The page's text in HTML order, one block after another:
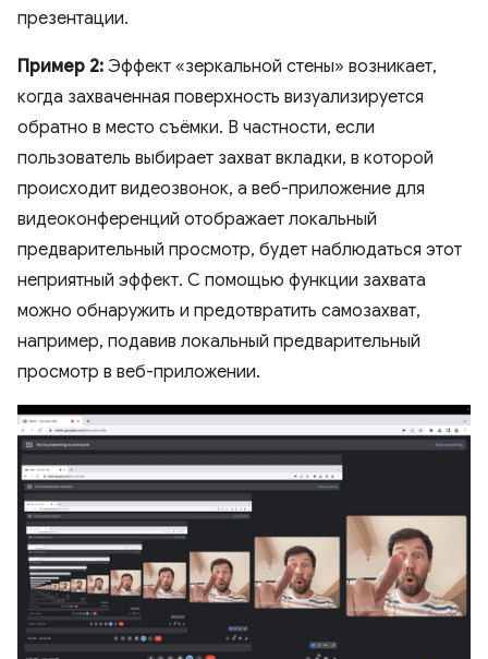
презентации.
Пример 2: Эффект «зеркальной стены» возникает,
когда захваченная поверхность визуализируется
обратно в место съёмки. В частности, если
пользователь выбирает захват вкладки, в которой
происходит видеозвонок, а веб-приложение для
видеоконференций отображает локальный
предварительный просмотр, будет наблюдаться этот
неприятный эффект. С помощью функции захвата
можно обнаружить и предотвратить самозахват,
например, подавив локальный предварительный
просмотр в веб-приложении.